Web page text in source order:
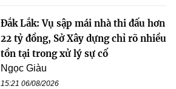
Đắk Lắk: Vụ sập mái nhà thi đấu hơn
22 tỷ đồng, Sở Xây dựng chỉ rõ nhiều
tồn tại trong xử lý sự cố
Ngọc Giàu
15:21 06/08/2026